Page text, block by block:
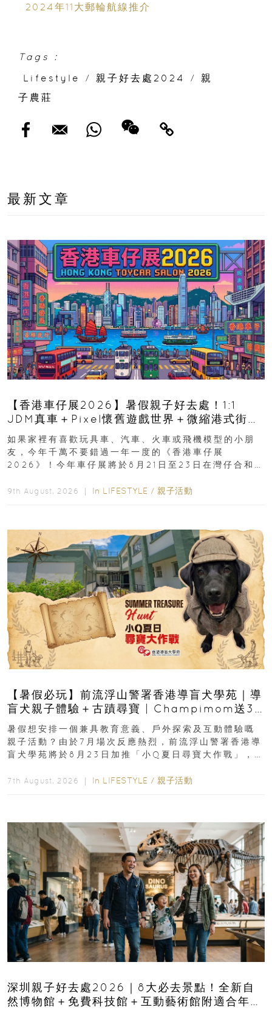
2024年11大郵輪航線推介
Tags :
Lifestyle
/ 親子好去處2024 /
親
子農莊
最新文章
【香港車仔展2026】暑假親子好去處！1:1
JDM真車＋Pixel懷舊遊戲世界＋微縮港式街景
8月灣仔登場 車迷家庭必去！
如果家裡有喜歡玩具車、汽車、火車或飛機模型的小朋
友，今年千萬不要錯過一年一度的《香港車仔展
2026》！今年車仔展將於8月21日至23日在灣仔合和酒
9th August, 2026 ｜ In LIFESTYLE / 親子活動
【暑假必玩】前流浮山警署香港導盲犬學苑｜導
盲犬親子體驗＋古蹟尋寶 | Champimom送3
組免費名額
暑假想安排一個兼具教育意義、戶外探索及互動體驗嘅
親子活動？由於7月場次反應熱烈，前流浮山警署香港導
盲犬學苑將於8月23日加推「小Q夏日尋寶大作戰」，家
7th August, 2026 ｜ In LIFESTYLE / 親子活動
深圳親子好去處2026｜8大必去景點！全新自
然博物館＋免費科技館＋互動藝術館附適合年